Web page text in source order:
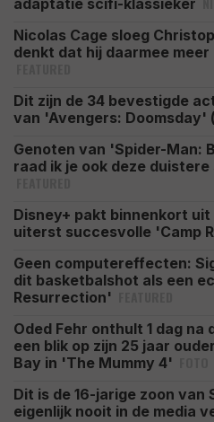
adaptatie scifi-klassieker
Nicolas Cage sloeg
denkt dat hij daarmee
Dit zijn de 34 bevestigde
van 'Avengers: Doomsday'
Genoten van 'Spider-Man:
raad ik je ook deze
Disney+ pakt binnenkort
uiterst succesvolle 'Camp
Geen computereffecten:
dit basketbalshot als een
Resurrection'
Oded Fehr onthult 1 dag na
een blik op zijn 25 jaar
Bay in 'The Mummy 4'
Dit is de 16-jarige zoon van
eigenlijk nooit in de media